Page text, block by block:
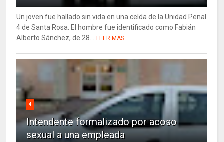
Un joven fue hallado sin vida en una celda de la Unidad Penal
4 de Santa Rosa. El hombre fue identificado como Fabián
Alberto Sánchez, de 28...
LEER MAS
4
Intendente formalizado por acoso
sexual a una empleada